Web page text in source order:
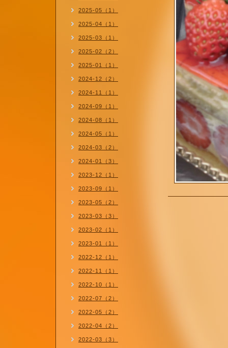
2025-05（1）
2025-04（1）
2025-03（1）
2025-02（2）
2025-01（1）
2024-12（2）
2024-11（1）
2024-09（1）
2024-08（1）
2024-05（1）
2024-03（2）
2024-01（3）
2023-12（1）
2023-09（1）
2023-05（2）
2023-03（3）
2023-02（1）
2023-01（1）
2022-12（1）
2022-11（1）
2022-10（1）
2022-07（2）
2022-05（2）
2022-04（2）
2022-03（3）